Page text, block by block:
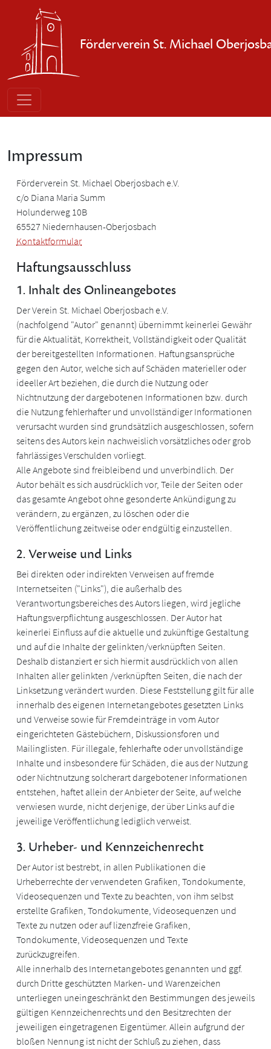
Direkt zum Inhalt
Förderverein St. Michael
Impressum
Förderverein St. Michael Oberjosbach e.V.
c/o Diana Maria Summ
Holunderweg 10B
65527 Niedernhausen-Oberjosbach
Kontaktformular
Haftungsausschluss
1. Inhalt des Onlineangebotes
Der Verein St. Michael Oberjosbach e.V.
(nachfolgend "Autor" genannt) übernimmt keinerlei Gewähr
für die Aktualität, Korrektheit, Vollständigkeit oder Qualität
der bereitgestellten Informationen. Haftungsansprüche
gegen den Autor, welche sich auf Schäden materieller oder
ideeller Art beziehen, die durch die Nutzung oder
Nichtnutzung der dargebotenen Informationen bzw. durch
die Nutzung fehlerhafter und unvollständiger Informationen
verursacht wurden sind grundsätzlich ausgeschlossen, sofern
seitens des Autors kein nachweislich vorsätzliches oder grob
fahrlässiges Verschulden vorliegt.
Alle Angebote sind freibleibend und unverbindlich. Der
Autor behält es sich ausdrücklich vor, Teile der Seiten oder
das gesamte Angebot ohne gesonderte Ankündigung zu
verändern, zu ergänzen, zu löschen oder die
Veröffentlichung zeitweise oder endgültig einzustellen.
2. Verweise und Links
Bei direkten oder indirekten Verweisen auf fremde
Internetseiten ("Links"), die außerhalb des
Verantwortungsbereiches des Autors liegen, wird jegliche
Haftungsverpflichtung ausgeschlossen. Der Autor hat
keinerlei Einfluss auf die aktuelle und zukünftige Gestaltung
und auf die Inhalte der gelinkten/verknüpften Seiten.
Deshalb distanziert er sich hiermit ausdrücklich von allen
Inhalten aller gelinkten /verknüpften Seiten, die nach der
Linksetzung verändert wurden. Diese Feststellung gilt für alle
innerhalb des eigenen Internetangebotes gesetzten Links
und Verweise sowie für Fremdeinträge in vom Autor
eingerichteten Gästebüchern, Diskussionsforen und
Mailinglisten. Für illegale, fehlerhafte oder unvollständige
Inhalte und insbesondere für Schäden, die aus der Nutzung
oder Nichtnutzung solcherart dargebotener Informationen
entstehen, haftet allein der Anbieter der Seite, auf welche
verwiesen wurde, nicht derjenige, der über Links auf die
jeweilige Veröffentlichung lediglich verweist.
3. Urheber- und Kennzeichenrecht
Der Autor ist bestrebt, in allen Publikationen die
Urheberrechte der verwendeten Grafiken, Tondokumente,
Videosequenzen und Texte zu beachten, von ihm selbst
erstellte Grafiken, Tondokumente, Videosequenzen und
Texte zu nutzen oder auf lizenzfreie Grafiken,
Tondokumente, Videosequenzen und Texte
zurückzugreifen.
Alle innerhalb des Internetangebotes genannten und ggf.
durch Dritte geschützten Marken- und Warenzeichen
unterliegen uneingeschränkt den Bestimmungen des jeweils
gültigen Kennzeichenrechts und den Besitzrechten der
jeweiligen eingetragenen Eigentümer. Allein aufgrund der
bloßen Nennung ist nicht der Schluß zu ziehen, dass